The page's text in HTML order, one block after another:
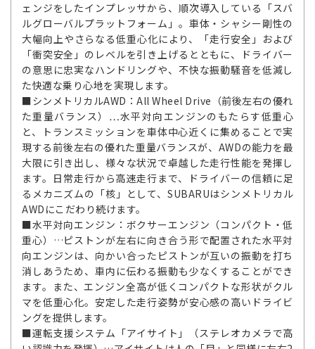
ェンジをしたインプレッサから、順次導入している「スバ
ルグローバルプラットフォーム」。車体・シャシー剛性の
大幅向上やさらなる低重心化により、「走行安全」および
「衝突安全」のレベルを引き上げるとともに、ドライバー
の意思に忠実なハンドリングや、不快な振動騒音を低減し
た快適な乗り心地を実現します。
■シンメトリカルAWD：All Wheel Drive（前後左右の優れ
た重量バランス）…水平対向エンジンのもたらす低重心
と、トランスミッションを車体中心近くに集めることで実
現する前後左右の優れた重量バランスが、AWDの能力を最
大限に引き出し、様々な状況で卓越した走行性能を発揮し
ます。日常走行から高速走行まで、ドライバーの信頼に足
るメカニズムの「核」として、SUBARUはシンメトリカル
AWDにこだわり続けます。
■水平対向エンジン：ボクサーエンジン（コンパクト・低
重心）…ピストンが左右に向き合う形で配置された水平対
向エンジンは、向かい合ったピストンが互いの振動を打ち
消しあうため、車内に伝わる振動も少なくすることができ
ます。また、エンジン全高が低くコンパクトな形状がクル
マを低重心化。安定した走行姿勢が安心感の高いドライビ
ングを提供します。
■運転支援システム「アイサイト」（ステレオカメラで高